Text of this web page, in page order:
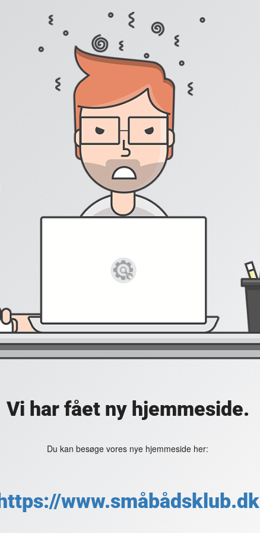
Vi har fået ny hjemmeside.
Du kan besøge vores nye hjemmeside her:
https://www.småbådsklub.dk